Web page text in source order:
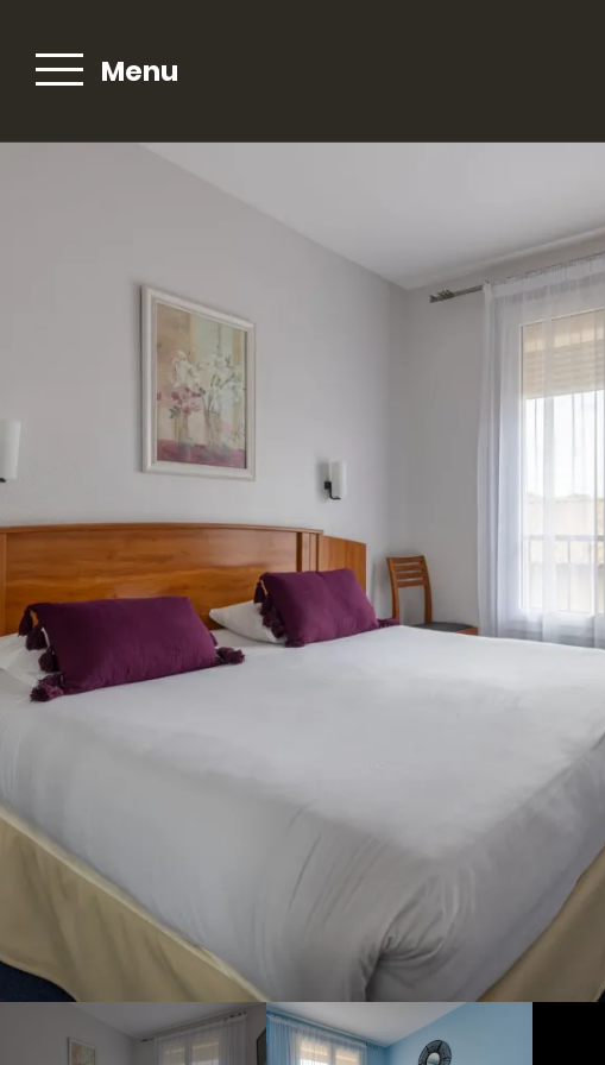
Menu
Boek uw
kamer
op de website van Brit
Europ’Hôtel reserveert, weet
u zeker dat u deze tegen de
beste prijs krijgt. Profiteer van
voor uw zakelijke of
opnemen op 05 53 57 06 54!